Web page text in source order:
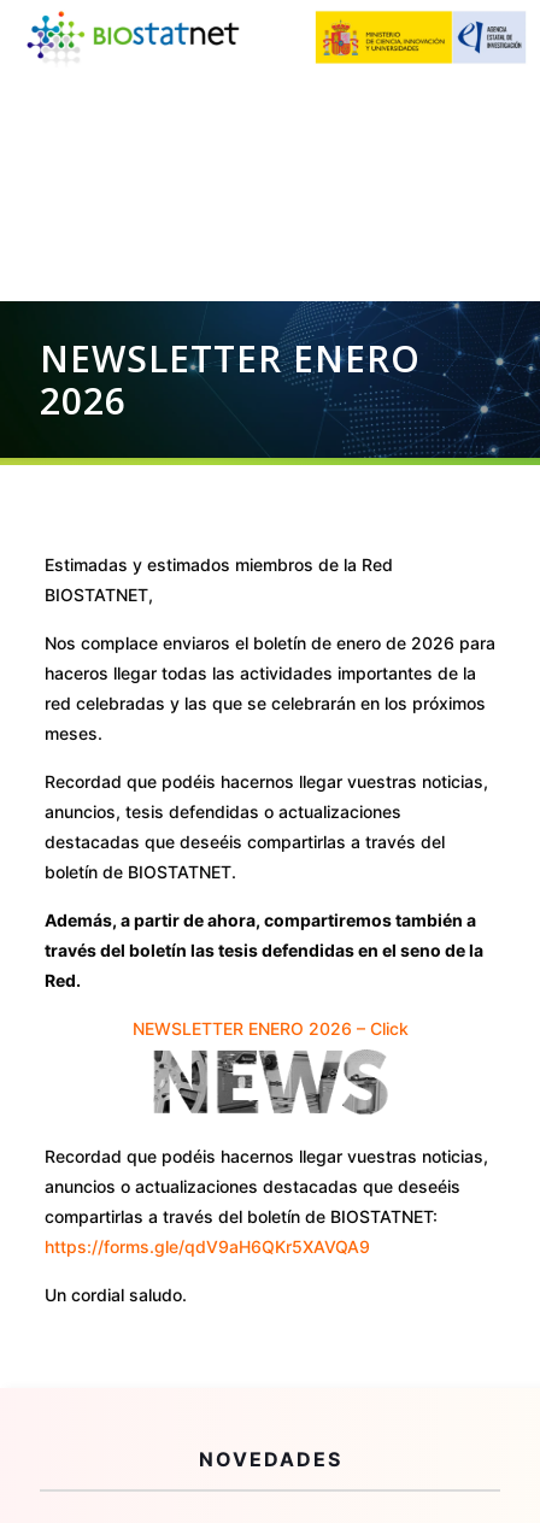
NEWSLETTER ENERO
2026
Estimadas y estimados miembros de la Red
BIOSTATNET,
Nos complace enviaros el boletín de enero de 2026 para
haceros llegar todas las actividades importantes de la
red celebradas y las que se celebrarán en los próximos
meses.
Recordad que podéis hacernos llegar vuestras noticias,
anuncios, tesis defendidas o actualizaciones
destacadas que deseéis compartirlas a través del
boletín de BIOSTATNET.
Además, a partir de ahora, compartiremos también a
través del boletín las tesis defendidas en el seno de la
Red.
NEWSLETTER ENERO 2026 – Click
Recordad que podéis hacernos llegar vuestras noticias,
anuncios o actualizaciones destacadas que deseéis
compartirlas a través del boletín de BIOSTATNET:
https://forms.gle/qdV9aH6QKr5XAVQA9
Un cordial saludo.
NOVEDADES